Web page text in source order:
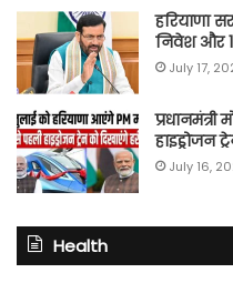
हरियाणा
निवेश और
July 17,
हाइड्रोजन
July 16,
Health